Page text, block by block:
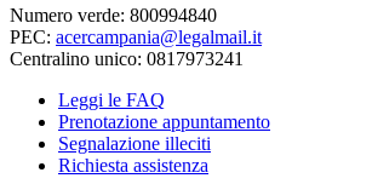
Numero verde: 800994840
PEC: acercampania@legalmail.it
Centralino unico: 0817973241
Leggi le FAQ
Prenotazione appuntamento
Segnalazione illeciti
Richiesta assistenza